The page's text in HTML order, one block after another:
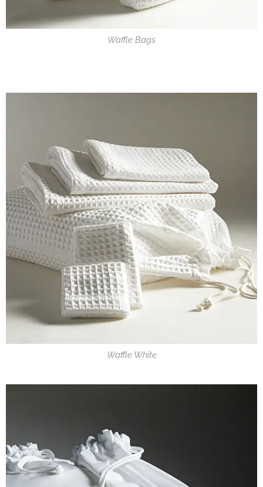
Waffle Bags
Waffle White